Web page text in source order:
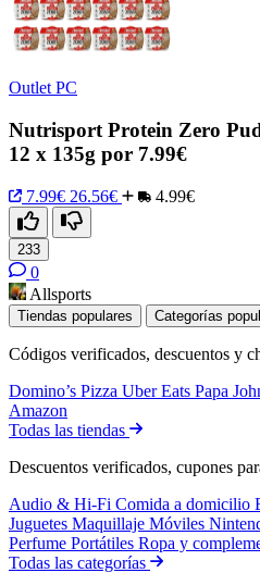
Outlet PC
Nutrisport Protein Zero
12 x 135g por 7.99€
7.99€ 26.56€ 4.99€
233
0
Allsports
Tiendas populares Categorías
Códigos verificados, descuentos y
Domino’s Pizza Uber Eats Papa
Amazon
Todas las tiendas
Descuentos verificados, cupones
Audio & Hi-Fi Comida a domicilio
Juguetes Maquillaje Móviles
Perfume Portátiles Ropa y
Todas las categorías